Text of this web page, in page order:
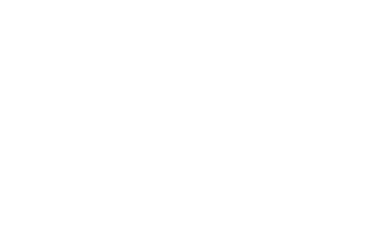
手臂，提
下，击败了糖铁机器人，赢得了一次商业比赛
石矶徒弟，太乙真人偏袒哪吒，锁住石矶。石灵儿